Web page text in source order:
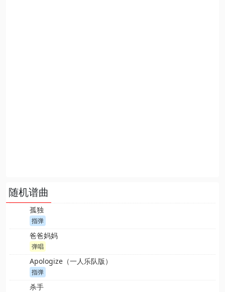
随机谱曲
孤独
指弹
爸爸妈妈
弹唱
Apologize（一人乐队版）
指弹
杀手